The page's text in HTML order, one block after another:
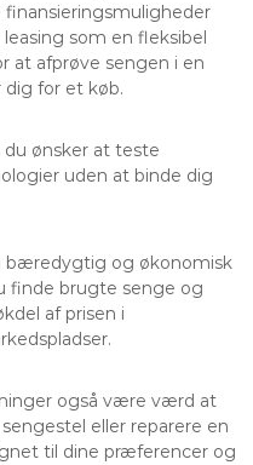
som en fleksibel
at afprøve sengen i en
for et køb.
ønsker at teste
uden at binde dig
bæredygtig og økonomisk
finde brugte senge og
af prisen i
også være værd at
eller reparere en
til dine præferencer og